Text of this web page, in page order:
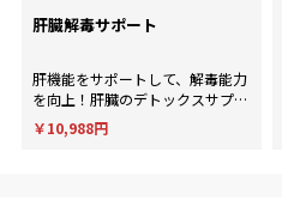
肝臓解毒サポート
肝機能をサポートして、解毒能力
を向上！肝臓のデトックスサプリ
メント。
￥10,988円